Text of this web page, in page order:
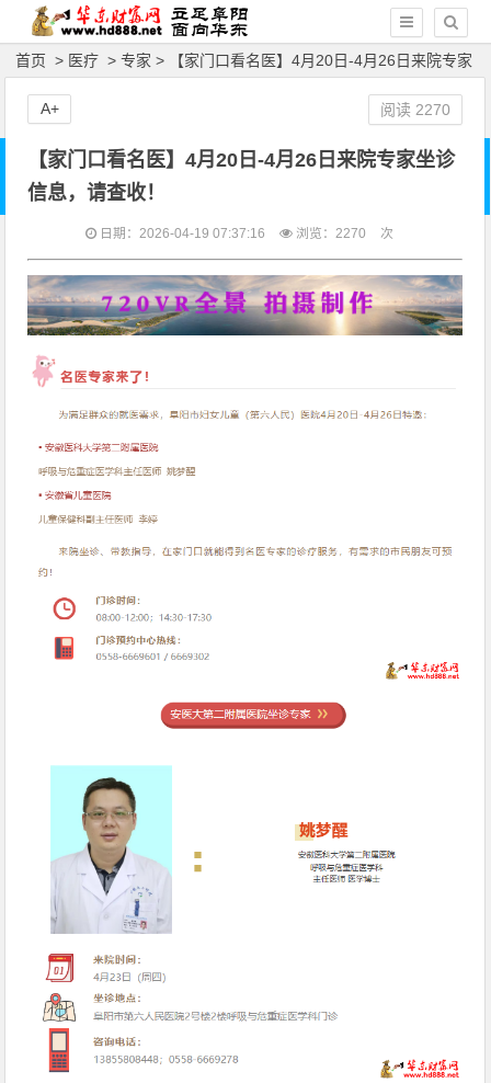
首页 > 医疗 >专家 > 【家门口看名医】4月20日-4月26日来院专家
坐诊信息，请查收！
【家门口看名医】4月20日-4月26日来院专家坐诊
信息，请查收！
日期：2026-04-19 07:37:16 浏览：2270 次
阅读 2270
A+